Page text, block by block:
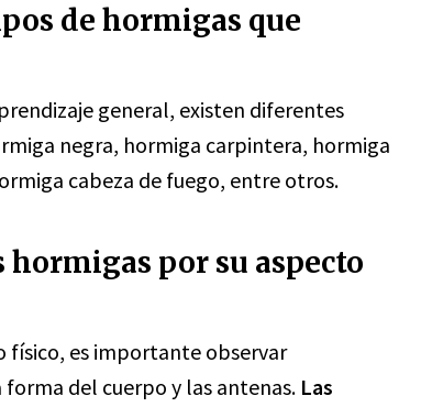
de hormigas que
general, existen diferentes
negra, hormiga carpintera, hormiga
cabeza de fuego, entre otros.
por su aspecto
físico, es importante observar
del cuerpo y las antenas. Las